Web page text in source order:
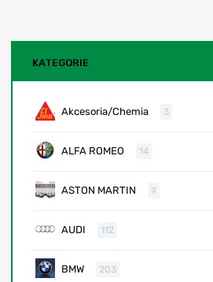
KATEGORIE
Akcesoria/Chemia 3
ALFA ROMEO 14
ASTON MARTIN 9
AUDI 112
BMW 203